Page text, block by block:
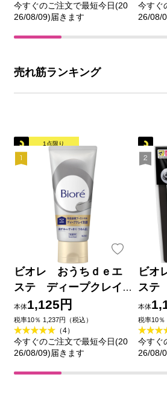
今すぐのご注文で最短今日(20
26/08/09)届きます
今すぐ
26/08/
売れ筋ランキング
1点限り
ビオレ おうちｄｅエ
ステ ディープクレイ
洗顔 １８０ｇ 花王
本体1,125円
税率10％ 1,237円（税込）
（4）
今すぐのご注文で最短今日(20
26/08/09)届きます
ビオ
ステ
ブラ
イ試
ｇ＋
本体
税率10％
今すぐ
26/08/